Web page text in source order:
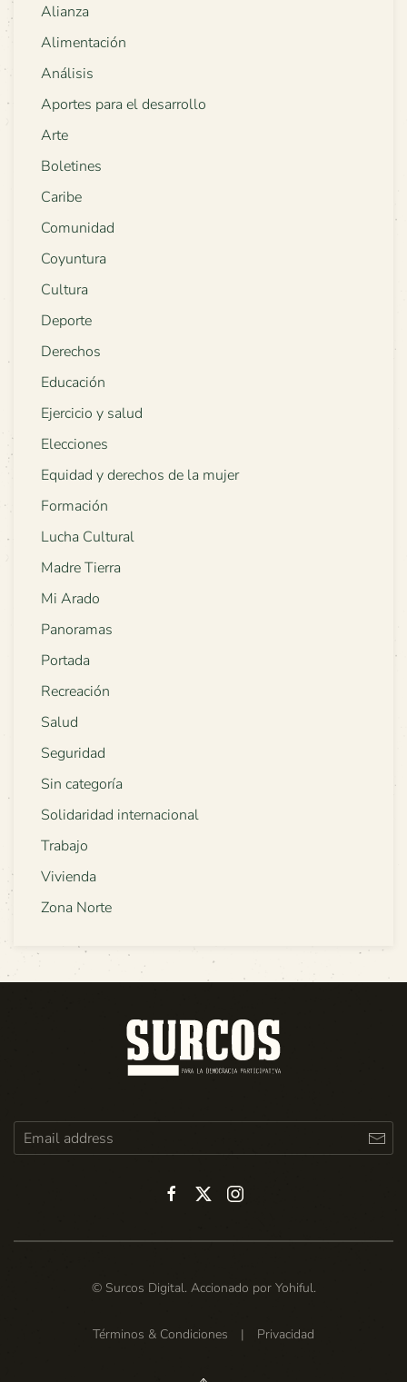
Alianza
Alimentación
Análisis
Aportes para el desarrollo
Arte
Boletines
Caribe
Comunidad
Coyuntura
Cultura
Deporte
Derechos
Educación
Ejercicio y salud
Elecciones
Equidad y derechos de la mujer
Formación
Lucha Cultural
Madre Tierra
Mi Arado
Panoramas
Portada
Recreación
Salud
Seguridad
Sin categoría
Solidaridad internacional
Trabajo
Vivienda
Zona Norte
© Surcos Digital. Accionado por Yohiful.
Términos & Condiciones | Privacidad